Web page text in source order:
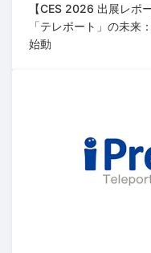
【CES 2026 出展レポ
「テレポート」の未来
始動